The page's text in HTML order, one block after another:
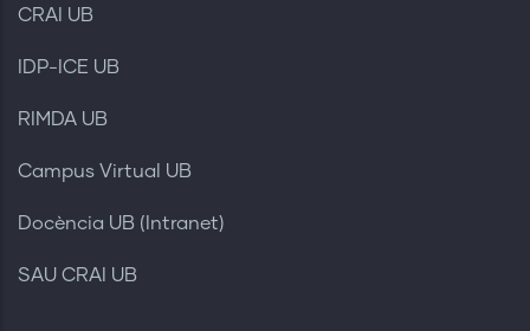
CRAI UB
IDP-ICE UB
RIMDA UB
Campus Virtual UB
Docència UB (Intranet)
SAU CRAI UB